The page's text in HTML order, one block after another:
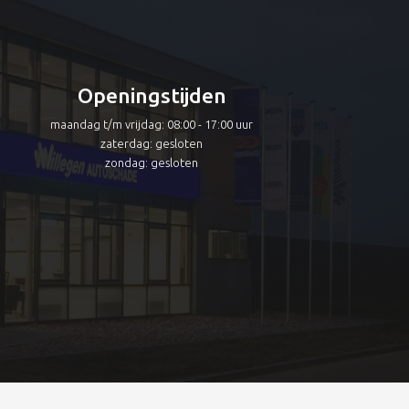
Openingstijden
maandag t/m vrijdag: 08:00 - 17:00 uur
zaterdag: gesloten
zondag: gesloten